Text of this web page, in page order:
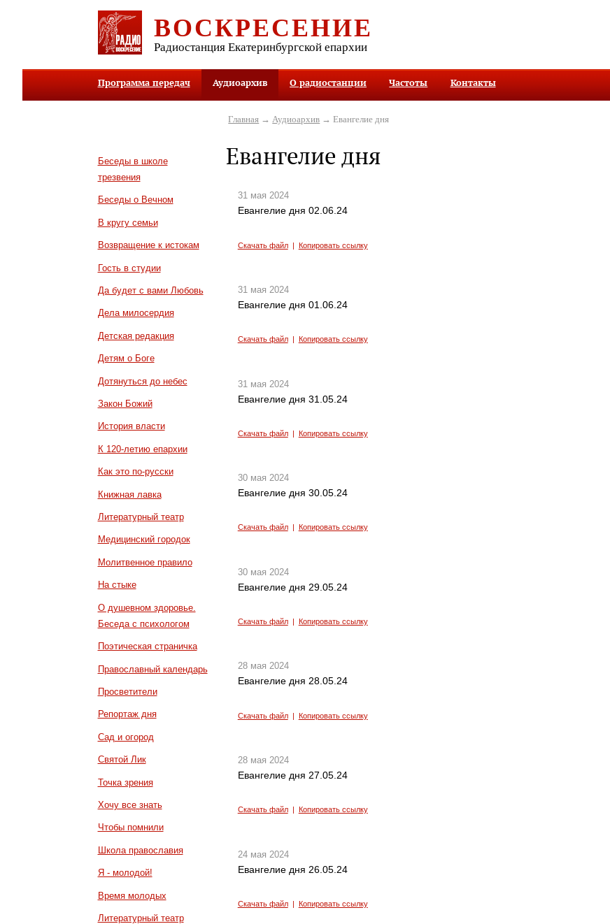
ВОСКРЕСЕНИЕ
Радиостанция Екатеринбургской епархии
Программа передач Аудиоархив О радиостанции Частоты Контакты
Беседы в школе
трезвения
Беседы о Вечном
В кругу семьи
Возвращение к истокам
Гость в студии
Да будет с вами Любовь
Дела милосердия
Детская редакция
Детям о Боге
Дотянуться до небес
Закон Божий
История власти
К 120-летию епархии
Как это по-русски
Книжная лавка
Литературный театр
Медицинский городок
Молитвенное правило
На стыке
О душевном здоровье.
Беседа с психологом
Поэтическая страничка
Православный календарь
Просветители
Репортаж дня
Сад и огород
Святой Лик
Точка зрения
Хочу все знать
Чтобы помнили
Школа православия
Я - молодой!
Время молодых
Литературный театр
Главная → Аудиоархив → Евангелие дня
Евангелие дня
31 мая 2024
Евангелие дня 02.06.24
Скачать файл| Копировать ссылку
31 мая 2024
Евангелие дня 01.06.24
Скачать файл| Копировать ссылку
31 мая 2024
Евангелие дня 31.05.24
Скачать файл| Копировать ссылку
30 мая 2024
Евангелие дня 30.05.24
Скачать файл| Копировать ссылку
30 мая 2024
Евангелие дня 29.05.24
Скачать файл| Копировать ссылку
28 мая 2024
Евангелие дня 28.05.24
Скачать файл| Копировать ссылку
28 мая 2024
Евангелие дня 27.05.24
Скачать файл| Копировать ссылку
24 мая 2024
Евангелие дня 26.05.24
Скачать файл| Копировать ссылку